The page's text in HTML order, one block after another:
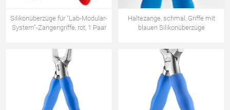
Silikonüberzüge für "Lab-Modular-
System"-Zangengriffe, rot, 1 Paar
Haltezange, schmal, Griffe mit
blauen Silikonüberzüge